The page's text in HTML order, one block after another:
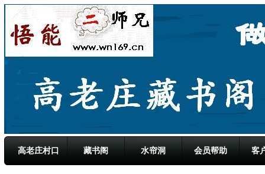
高老庄村口 藏书阁 水帘洞 会员帮助 客